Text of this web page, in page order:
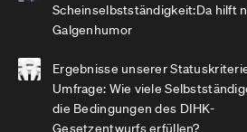
Scheinselbstständigkeit:Da hilft
Galgenhumor
Ergebnisse unserer
Umfrage: Wie viele
die Bedingungen des DIHK-
Gesetzentwurfs erfüllen?